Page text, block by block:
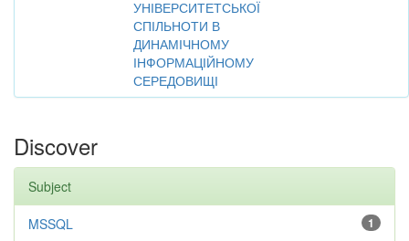
УНІВЕРСИТЕТСЬКОЇ
СПІЛЬНОТИ В
ДИНАМІЧНОМУ
ІНФОРМАЦІЙНОМУ
СЕРЕДОВИЩІ
Discover
Subject
1
MSSQL